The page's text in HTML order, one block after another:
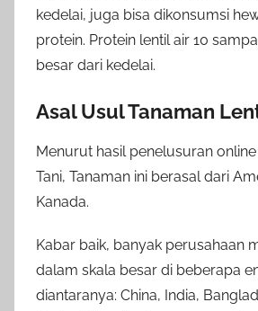
kedelai, juga bisa dikonsumsi
protein. Protein lentil air 10
besar dari kedelai.
Asal Usul Tanaman
Menurut hasil penelusuran
Tani, Tanaman ini berasal dari
Kanada.
Kabar baik, banyak perusahaan
dalam skala besar di beberapa
diantaranya: China, India,